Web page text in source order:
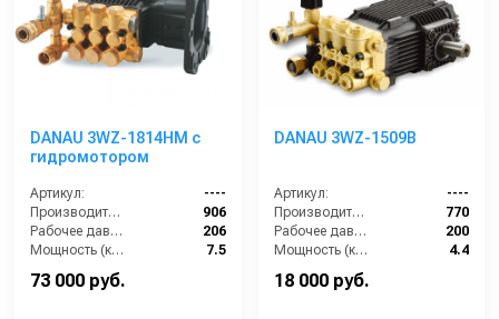
DANAU 3WZ-1814HM с
гидромотором
Артикул:
----
Производительность (л/ч):
906
Рабочее давление (бар):
206
Мощность (кВт):
7.5
73 000 руб.
DANAU 3WZ-1509B
Артикул:
----
Производительность (л/ч):
770
Рабочее давление (бар):
200
Мощность (кВт):
4.4
18 000 руб.